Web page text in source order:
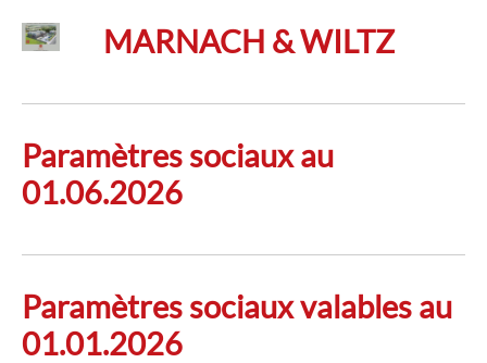
MARNACH & WILTZ
Paramètres sociaux au
01.06.2026
Paramètres sociaux valables au
01.01.2026